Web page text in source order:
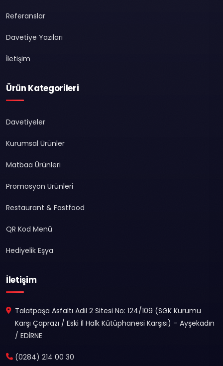
Referanslar
Davetiye Yazıları
İletişim
Ürün Kategorileri
Davetiyeler
Kurumsal Ürünler
Matbaa Ürünleri
Promosyon Ürünleri
Restaurant & Fastfood
QR Kod Menü
Hediyelik Eşya
İletişim
Talatpaşa Asfaltı Adil 2 Sitesi No: 124/109 (SGK Kurumu
Karşı Çaprazı / Eski İl Halk Kütüphanesi Karşısı) – Ayşekadın
/ EDİRNE
(0284) 214 00 30